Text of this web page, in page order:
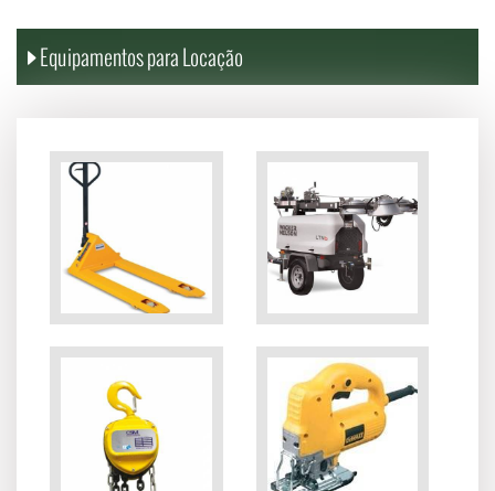
Equipamentos para Locação